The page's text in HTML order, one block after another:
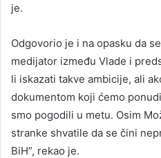
je.
Odgovorio je i na opasku da
medijator između Vlade i
li iskazati takve ambicije, ali
dokumentom koji ćemo
smo pogodili u metu. Osim
stranke shvatile da se čini
BiH”, rekao je.